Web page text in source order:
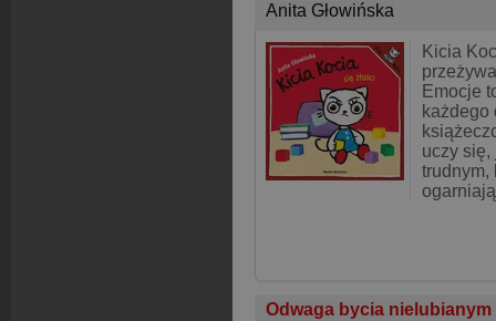
Anita Głowińska
Kicia
Emocje
każdego
uczy się,
trudnym,
Odwaga bycia